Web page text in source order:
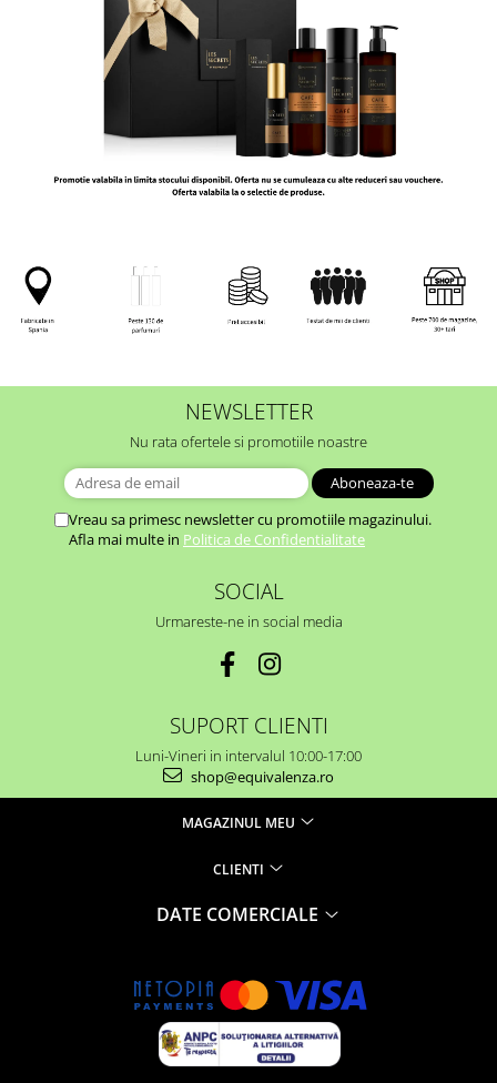
NEWSLETTER
Nu rata ofertele si promotiile noastre
Vreau sa primesc newsletter cu promotiile magazinului.
Afla mai multe in Politica de Confidentialitate
SOCIAL
Urmareste-ne in social media
SUPORT CLIENTI
Luni-Vineri in intervalul 10:00-17:00
shop@equivalenza.ro
MAGAZINUL MEU
CLIENTI
DATE COMERCIALE